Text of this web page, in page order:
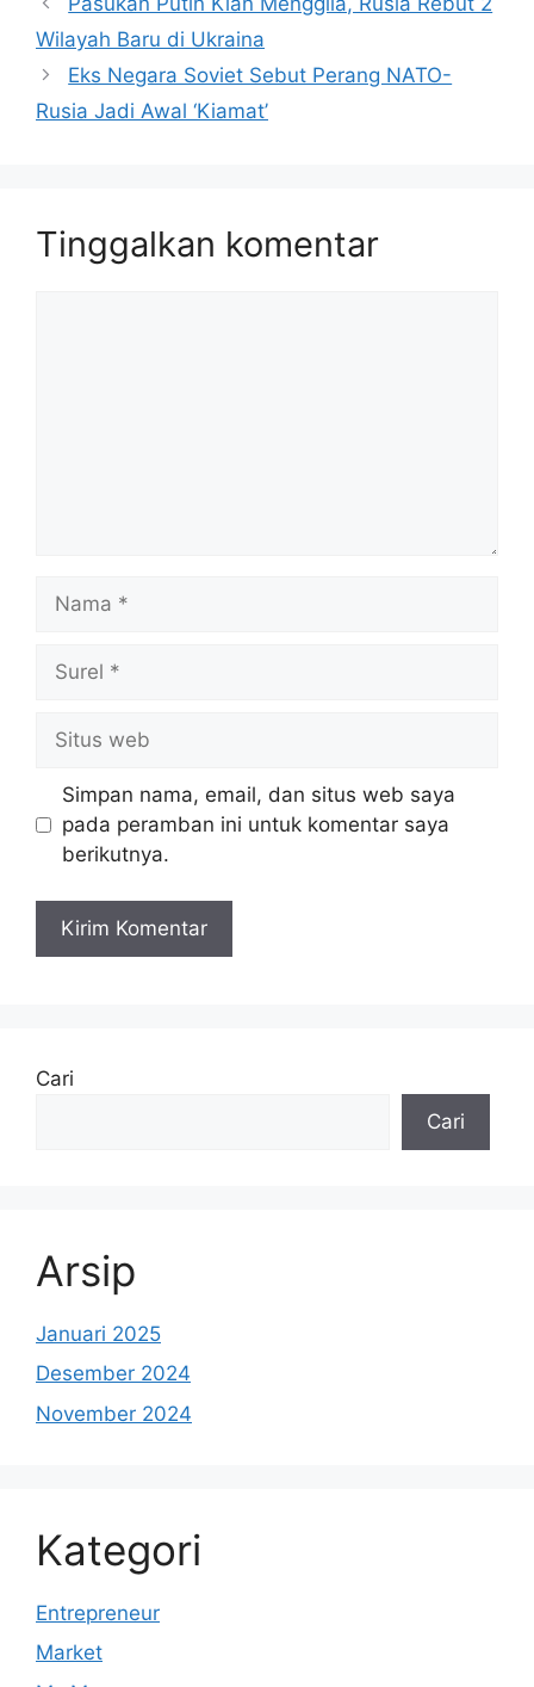
Wilayah Baru di Ukraina
Eks Negara Soviet Sebut Perang NATO-
Rusia Jadi Awal ‘Kiamat’
Tinggalkan komentar
Nama
Surel
Situs
web
Simpan nama, email, dan situs web saya
pada peramban ini untuk komentar saya
berikutnya.
Cari
Cari
Arsip
Januari 2025
Desember 2024
November 2024
Kategori
Entrepreneur
Market